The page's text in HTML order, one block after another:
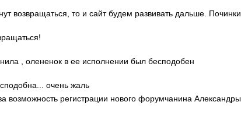
возвращаться, то и сайт будем развивать дальше.
, олененок в ее исполнении был бесподобен
очень жаль
возможность регистрации нового форумчанина